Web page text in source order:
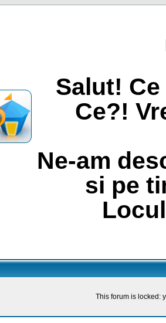
Salut!
Ce?!
Ne-am
si pe
This forum is locked: